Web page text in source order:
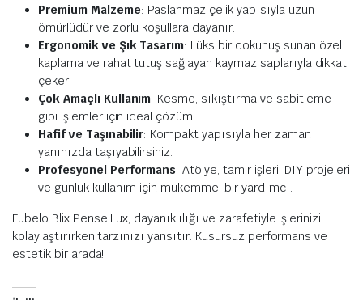
Premium Malzeme: Paslanmaz çelik yapısıyla uzun
ömürlüdür ve zorlu koşullara dayanır.
Ergonomik ve Şık Tasarım: Lüks bir dokunuş sunan özel
kaplama ve rahat tutuş sağlayan kaymaz saplarıyla dikkat
çeker.
Çok Amaçlı Kullanım: Kesme, sıkıştırma ve sabitleme
gibi işlemler için ideal çözüm.
Hafif ve Taşınabilir: Kompakt yapısıyla her zaman
yanınızda taşıyabilirsiniz.
Profesyonel Performans: Atölye, tamir işleri, DIY projeleri
ve günlük kullanım için mükemmel bir yardımcı.
Fubelo Blix Pense Lux, dayanıklılığı ve zarafetiyle işlerinizi
kolaylaştırırken tarzınızı yansıtır. Kusursuz performans ve
estetik bir arada!